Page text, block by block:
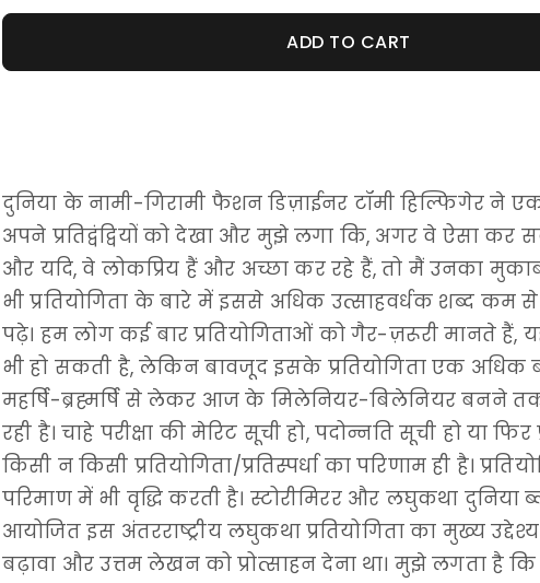
ADD TO CART
दुनिया के नामी-गिरामी फैशन डिज़ाईनर टॉमी हिल्फिगेर ने
अपने प्रतिद्वंद्वियों को देखा और मुझे लगा कि, अगर वे ऐसा
और यदि, वे लोकप्रिय हैं और अच्छा कर रहे हैं, तो मैं उनका
भी प्रतियोगिता के बारे में इससे अधिक उत्साहवर्धक शब्द
पढ़े। हम लोग कई बार प्रतियोगिताओं को गैर-ज़रूरी मानते हैं,
भी हो सकती है, लेकिन बावजूद इसके प्रतियोगिता एक
महर्षि-ब्रह्मर्षि से लेकर आज के मिलेनियर-बिलेनियर बनने तक
रही है। चाहे परीक्षा की मेरिट सूची हो, पदोन्नति सूची हो या फिर
किसी न किसी प्रतियोगिता/प्रतिस्पर्धा का परिणाम ही है।
परिमाण में भी वृद्धि करती है। स्टोरीमिरर और लघुकथा दुनिया
आयोजित इस अंतरराष्ट्रीय लघुकथा प्रतियोगिता का मुख्य
बढ़ावा और उत्तम लेखन को प्रोत्साहन देना था। मुझे लगता है